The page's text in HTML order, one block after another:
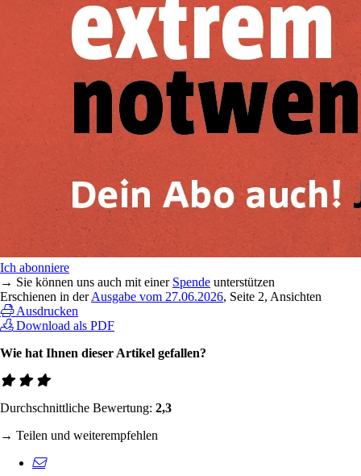
Ich abonniere
→ Sie können uns auch mit einer Spende unterstützen
Erschienen in derAusgabe vom 27.06.2026, Seite 2, Ansichten
Ausdrucken
Download als PDF
Wie hat Ihnen dieser Artikel gefallen?
Durchschnittliche Bewertung: 2,3
→ Teilen und weiterempfehlen